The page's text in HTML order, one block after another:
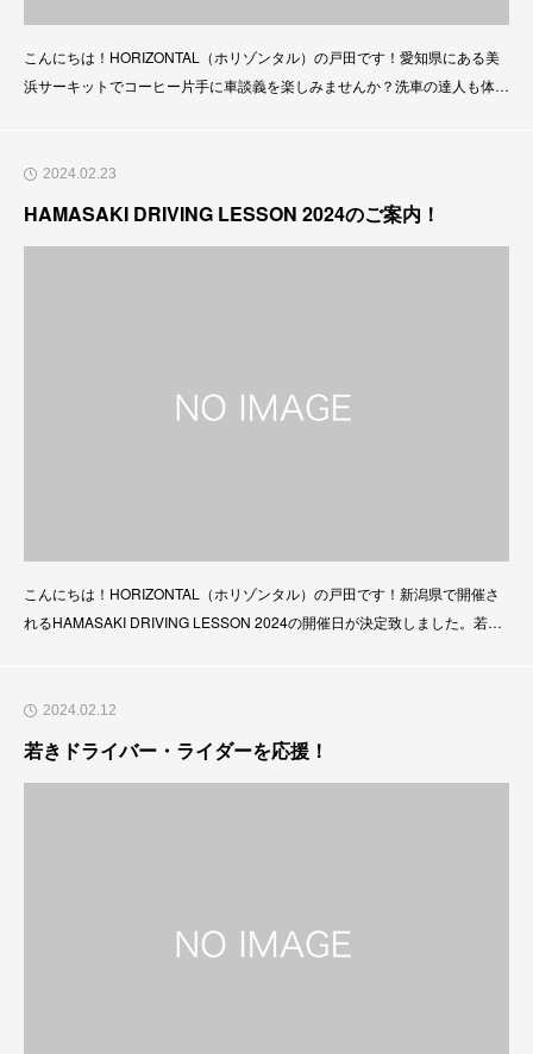
こんにちは！HORIZONTAL（ホリゾンタル）の戸田です！愛知県にある美
浜サーキットでコーヒー片手に車談義を楽しみませんか？洗車の達人も体験
shorts/qIyXL-5
2024.02.23
HAMASAKI DRIVING LESSON 2024のご案内！
こんにちは！HORIZONTAL（ホリゾンタル）の戸田です！新潟県で開催さ
れるHAMASAKI DRIVING LESSON 2024の開催日が決定致しました。若手
hamasaki-driving-lesson/
2024.02.12
若きドライバー・ライダーを応援！